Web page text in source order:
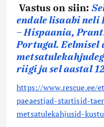
Vastus on siin:
endale lisaabi neli
– Hispaania,
Portugal. Eelmisel
riigi ja sel aastal
https://www.rescue.ee/
paeaestjad-startisid-
metsatulekahjusid-